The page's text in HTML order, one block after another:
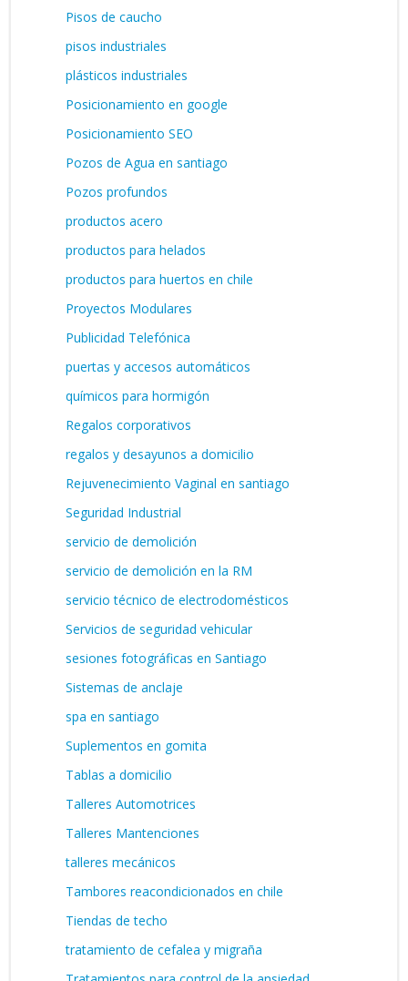
Pisos de caucho
pisos industriales
plásticos industriales
Posicionamiento en google
Posicionamiento SEO
Pozos de Agua en santiago
Pozos profundos
productos acero
productos para helados
productos para huertos en chile
Proyectos Modulares
Publicidad Telefónica
puertas y accesos automáticos
químicos para hormigón
Regalos corporativos
regalos y desayunos a domicilio
Rejuvenecimiento Vaginal en santiago
Seguridad Industrial
servicio de demolición
servicio de demolición en la RM
servicio técnico de electrodomésticos
Servicios de seguridad vehicular
sesiones fotográficas en Santiago
Sistemas de anclaje
spa en santiago
Suplementos en gomita
Tablas a domicilio
Talleres Automotrices
Talleres Mantenciones
talleres mecánicos
Tambores reacondicionados en chile
Tiendas de techo
tratamiento de cefalea y migraña